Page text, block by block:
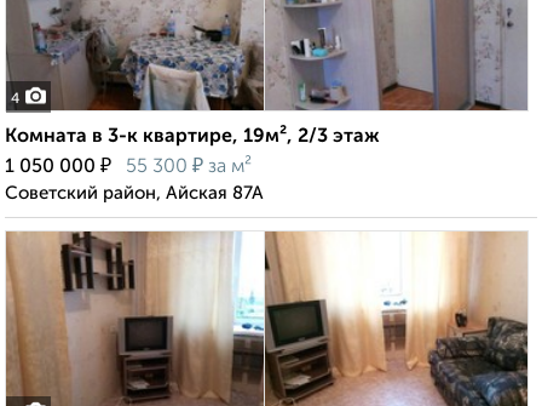
4
Комната в 3-к квартире, 19м², 2/3 этаж
1 050 000 ₽ 55 300 ₽ за м²
Советский район, Айская 87А